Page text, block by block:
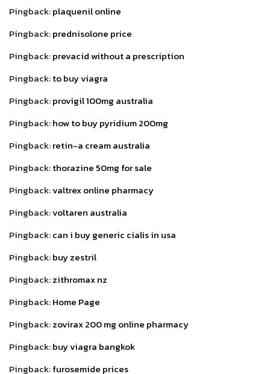
Pingback:plaquenil online
Pingback:prednisolone price
Pingback:prevacid without a prescription
Pingback:to buy viagra
Pingback:provigil 100mg australia
Pingback:how to buy pyridium 200mg
Pingback:retin-a cream australia
Pingback:thorazine 50mg for sale
Pingback:valtrex online pharmacy
Pingback:voltaren australia
Pingback:can i buy generic cialis in usa
Pingback:buy zestril
Pingback:zithromax nz
Pingback:Home Page
Pingback:zovirax 200 mg online pharmacy
Pingback:buy viagra bangkok
Pingback:furosemide prices